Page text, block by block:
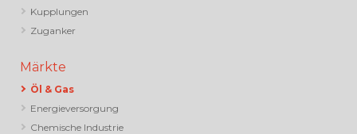
Kupplungen
Zuganker
Märkte
Öl & Gas
Energieversorgung
Chemische Industrie